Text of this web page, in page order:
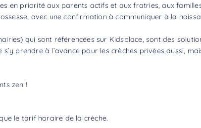
en priorité aux parents actifs et aux fratries, aux
avec une confirmation à communiquer à la
qui sont référencées sur Kidsplace, sont des
prendre à l’avance pour les crèches privées aussi,
zen !
le tarif horaire de la crèche.